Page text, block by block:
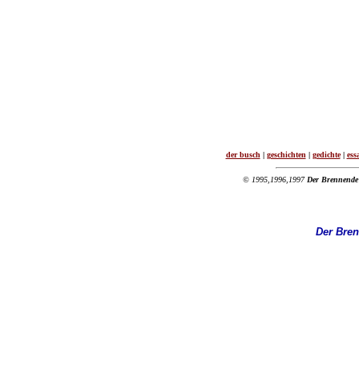
der busch | geschichten | gedichte|
© 1995,1996,1997 Der
Der